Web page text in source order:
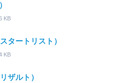
KB
タートリスト）
KB
ザルト）